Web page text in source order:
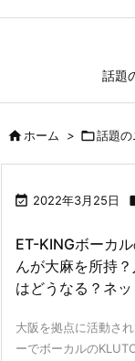
話題
ホーム > 話題の
 2022年3月25日
ET-KINGボーカ
んが大麻を所持
はどうなる？ネ
大阪を拠点に活動さ
ーでボーカルの